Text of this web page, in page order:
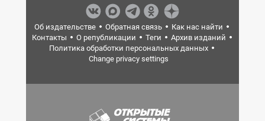
Об издательстве Обратная связь
Как нас найти
Контакты
О републикации Теги
Архив изданий
Политика обработки персональных данных
Change privacy settings